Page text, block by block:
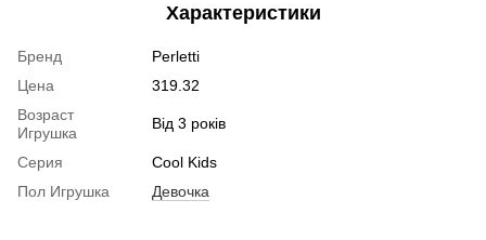
Характеристики
Бренд
Perletti
Цена
319.32
Возраст
Игрушка
Від 3 років
Серия
Cool Kids
Пол Игрушка
Девочка